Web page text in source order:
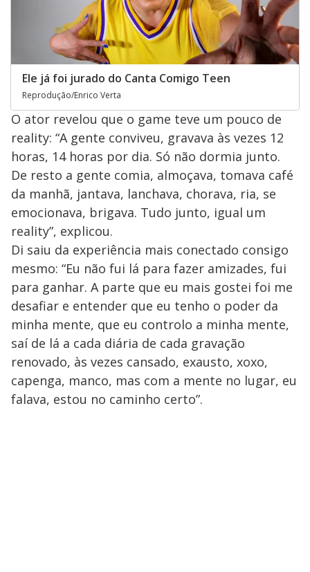
Ele já foi jurado do Canta Comigo Teen
Reprodução/Enrico Verta
O ator revelou que o game teve um pouco de
reality: “A gente conviveu, gravava às vezes 12
horas, 14 horas por dia. Só não dormia junto.
De resto a gente comia, almoçava, tomava café
da manhã, jantava, lanchava, chorava, ria, se
emocionava, brigava. Tudo junto, igual um
reality”, explicou.
Di saiu da experiência mais conectado consigo
mesmo: “Eu não fui lá para fazer amizades, fui
para ganhar. A parte que eu mais gostei foi me
desafiar e entender que eu tenho o poder da
minha mente, que eu controlo a minha mente,
saí de lá a cada diária de cada gravação
renovado, às vezes cansado, exausto, xoxo,
capenga, manco, mas com a mente no lugar, eu
falava, estou no caminho certo”.